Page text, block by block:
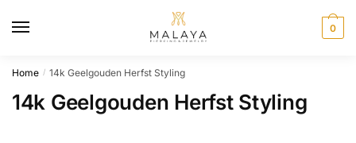
0
Home / 14k Geelgouden Herfst Styling
14k Geelgouden Herfst Styling